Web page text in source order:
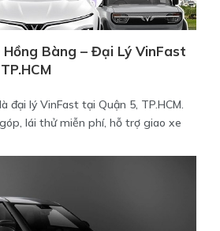
Bàng – Đại Lý VinFast
đại lý VinFast tại Quận 5, TP.HCM.
lái thử miễn phí, hỗ trợ giao xe